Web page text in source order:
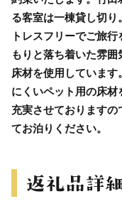
る客室は一棟貸し切
トレスフリーでご旅
もりと落ち着いた雰
床材を使用していま
にくいペット用の床
充実させております
てお泊りください。